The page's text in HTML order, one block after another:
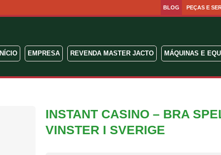
BLOG PEÇAS E
INÍCIO EMPRESA REVENDA MASTER JACTO MÁQUINAS E
INSTANT CASINO – BRA
VINSTER I SVERIGE